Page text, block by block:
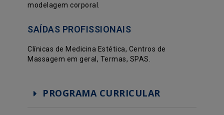
modelagem corporal.
SAÍDAS PROFISSIONAIS
Clínicas de Medicina Estética, Centros de
Massagem em geral, Termas, SPAS.
PROGRAMA CURRICULAR